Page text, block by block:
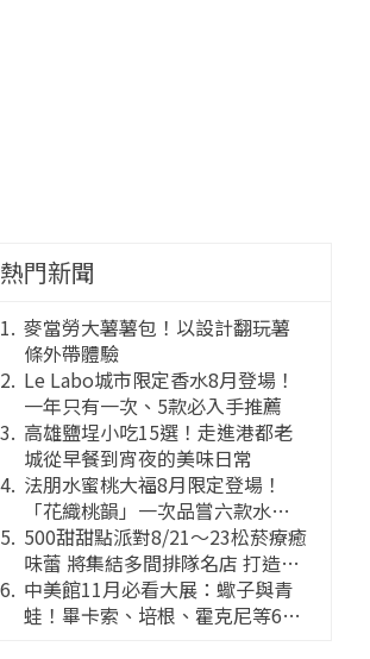
熱門新聞
麥當勞大薯薯包！以設計翻玩薯
條外帶體驗
Le Labo城市限定香水8月登場！
一年只有一次、5款必入手推薦
高雄鹽埕小吃15選！走進港都老
城從早餐到宵夜的美味日常
法朋水蜜桃大福8月限定登場！
「花織桃韻」一次品嘗六款水蜜
桃花果大福
500甜甜點派對8/21～23松菸療癒
味蕾 將集結多間排隊名店 打造靈
感創意的舞台
中美館11月必看大展：蠍子與青
蛙！畢卡索、培根、霍克尼等66